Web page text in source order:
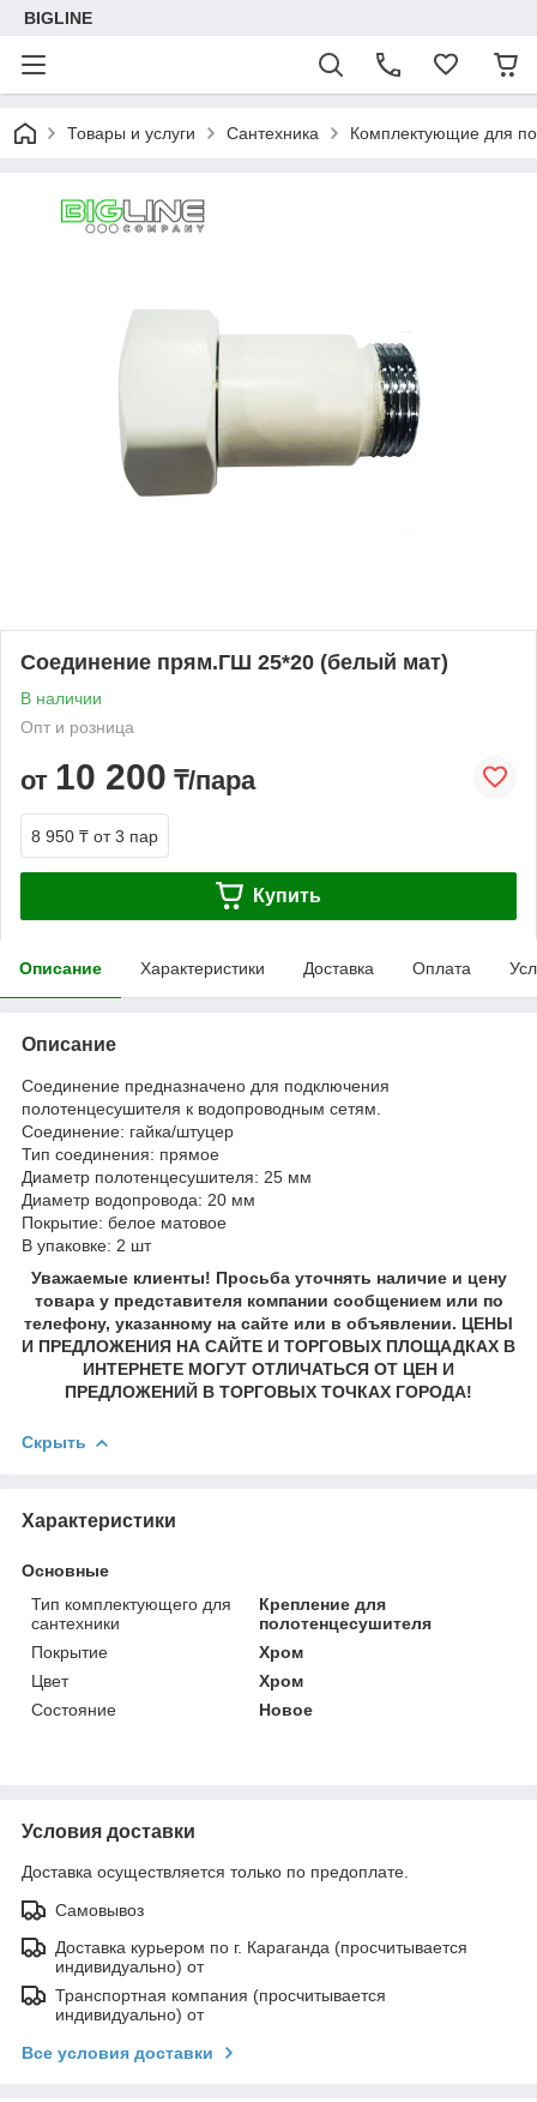
BIGLINE
Товары и услуги Сантехника Комплектующие для
Соединение прям.ГШ 25*20 (белый мат)
В наличии
Опт и розница
от 10 200 ₸/пара
8 950 ₸ от 3 пар
Купить
Описание Характеристики Доставка Оплата
Описание
Соединение предназначено для подключения
полотенцесушителя к водопроводным сетям.
Соединение: гайка/штуцер
Тип соединения: прямое
Диаметр полотенцесушителя: 25 мм
Диаметр водопровода: 20 мм
Покрытие: белое матовое
В упаковке: 2 шт
Уважаемые клиенты! Просьба уточнять наличие и цену
товара у представителя компании сообщением или по
телефону, указанному на сайте или в объявлении. ЦЕНЫ
И ПРЕДЛОЖЕНИЯ НА САЙТЕ И ТОРГОВЫХ ПЛОЩАДКАХ В
ИНТЕРНЕТЕ МОГУТ ОТЛИЧАТЬСЯ ОТ ЦЕН И
ПРЕДЛОЖЕНИЙ В ТОРГОВЫХ ТОЧКАХ ГОРОДА!
Скрыть
Характеристики
Основные
Тип комплектующего для
сантехники
Крепление для
полотенцесушителя
Покрытие
Хром
Цвет
Хром
Состояние
Новое
Условия доставки
Доставка осуществляется только по предоплате.
Самовывоз
Доставка курьером по г. Караганда (просчитывается
индивидуально) от
Транспортная компания (просчитывается
индивидуально) от
Все условия доставки